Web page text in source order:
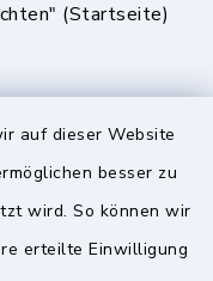
auf dieser Website
besser zu
wird. So können wir
erteilte Einwilligung
(Startseite)